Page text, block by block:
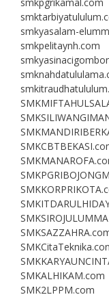
smkyasalam-
smkpelitaynh.com
SMKALHIKAM.com
SMK2LPPM.com